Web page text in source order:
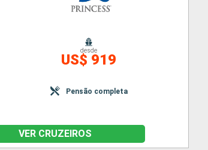
desde
US$ 919
Pensão completa
VER CRUZEIROS